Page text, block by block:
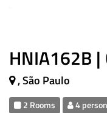
HNIA162B
, São Paulo
2 Rooms 4